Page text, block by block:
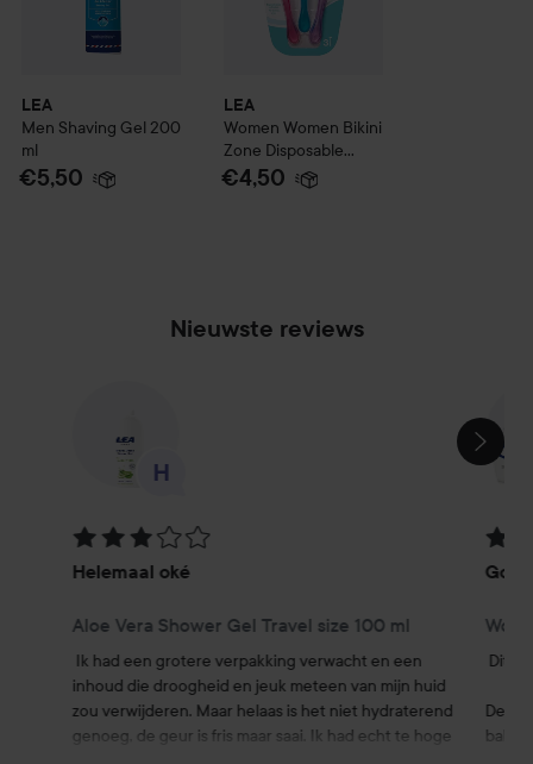
LEA
Men Shaving Gel 200
ml
€5,50
LEA
Women Women Bikini
Zone Disposable
Razor
€4,50
Nieuwste reviews
Beoordeling: 3 van de 5
Helemaal oké
Aloe Vera Shower Gel Travel size 100 ml
Ik had een grotere verpakking verwacht en een
inhoud die droogheid en jeuk meteen van mijn huid
zou verwijderen. Maar helaas is het niet hydraterend
genoeg, de geur is fris maar saai. Ik had echt te hoge
Dit is
De